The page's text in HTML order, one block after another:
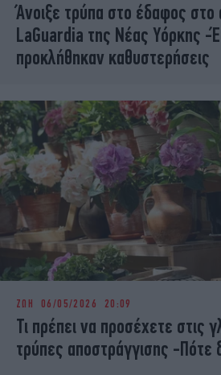
Άνοιξε τρύπα στο έδαφος στο
LaGuardia της Νέας Υόρκης -
προκλήθηκαν καθυστερήσεις
ΖΩΗ 06/05/2026 20:09
Τι πρέπει να προσέχετε στις
τρύπες αποστράγγισης -Πότε